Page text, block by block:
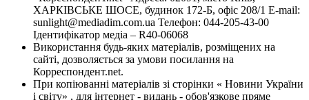
ХАРКІВСЬКЕ ШОСЕ, будинок 172-Б, офіс 208/1 E-mail:
sunlight@mediadim.com.ua Телефон: 044-205-43-00
Ідентифікатор медіа – R40-06068
Використання будь-яких матеріалів, розміщених на
сайті, дозволяється за умови посилання на
Корреспондент.net.
При копіюванні матеріалів зі сторінки « Новини України
і світу» , для інтернет - видань - обов'язкове пряме